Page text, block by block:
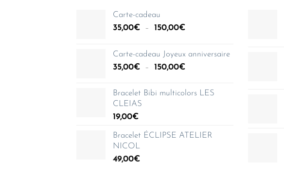
Carte-cadeau
35,00€ – 150,00€Plage
à
Carte-cadeau Joyeux anniversaire
35,00€ – 150,00€Plage
prix :
Bracelet Bibi multicolors LES
CLEIAS
19,00€
Bracelet ÉCLIPSE ATELIER
NICOL
49,00€